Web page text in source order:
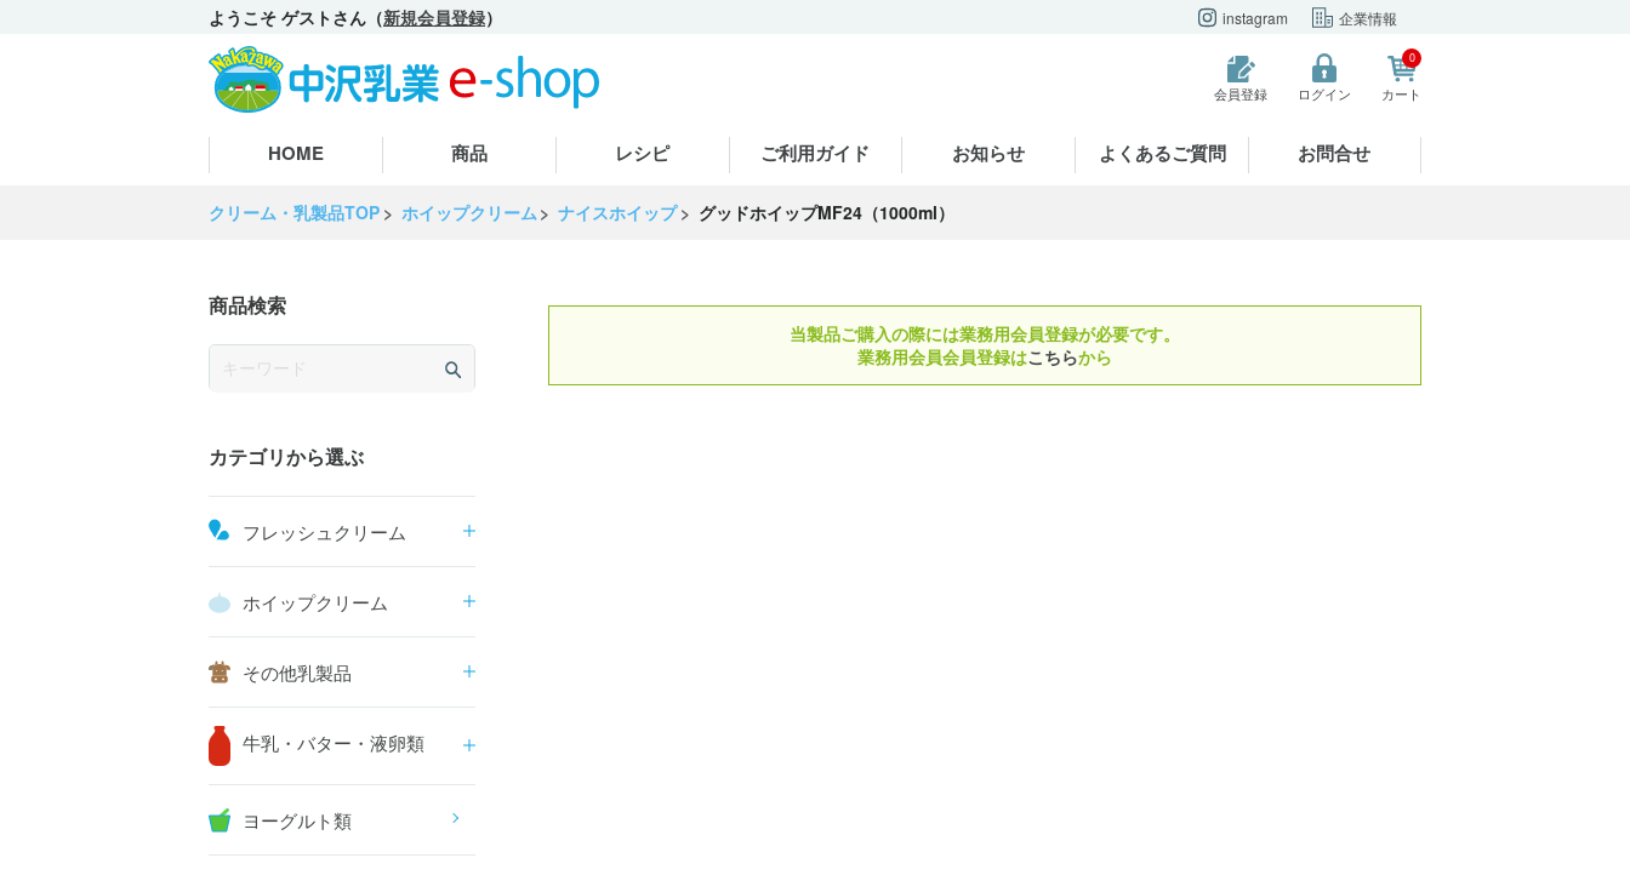
ようこそ ゲストさん（新規会員登録） instagram 企業情報
会員登録 ログイン
0
カート
HOME 商品 レシピ ご利用ガイド お知らせ よくあるご質問 お問合せ
クリーム・乳製品TOP ホイップクリーム ナイスホイップ グッドホイップMF24（1000ml）
商品検索
カテゴリから選ぶ
フレッシュクリーム
ホイップクリーム
その他乳製品
牛乳・バター・液卵類
ヨーグルト類
当製品ご購入の際には業務用会員登録が必要です。
業務用会員会員登録はこちらから